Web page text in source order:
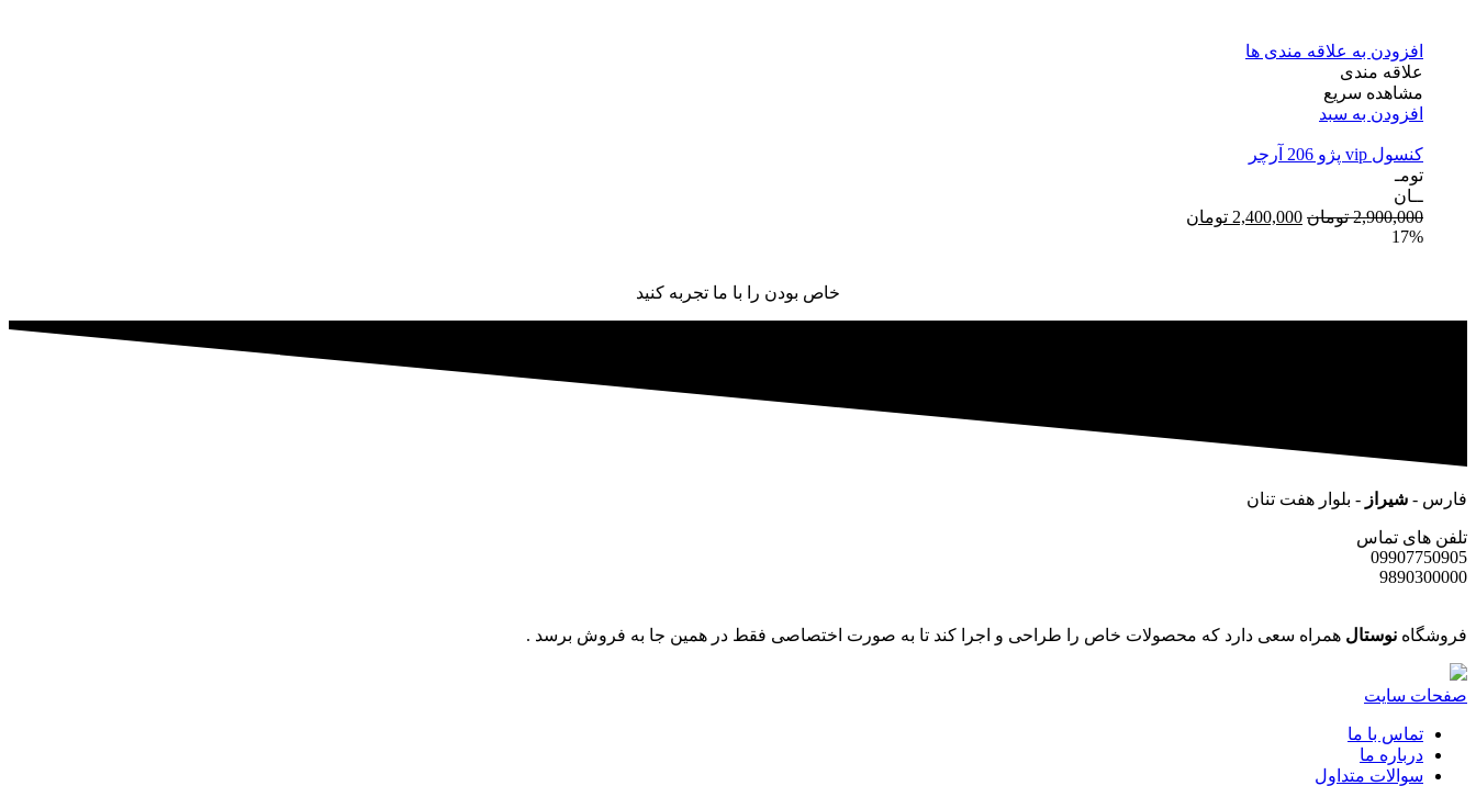
افزودن به علاقه مندی ها
علاقه مندی
مشاهده سریع
افزودن به سبد
کنسول vip پژو 206 آرچر
تومـ
ــان
2,900,000 تومان قیمت
2,400,000 تومان
17%
خاص بودن را با ما تجربه کنید
فارس - شیراز - بلوار هفت تنان
تلفن های تماس
09907750905
9890300000
فروشگاه نوستال همراه سعی دارد که محصولات خاص را طراحی و اجرا کند تا به صورت اختصاصی فقط در همین جا به فروش برسد .
صفحات سایت
تماس با ما
درباره ما
سوالات متداول